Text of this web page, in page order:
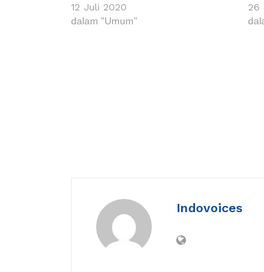
12 Juli 2020
dalam "Umum"
26
Indovoices